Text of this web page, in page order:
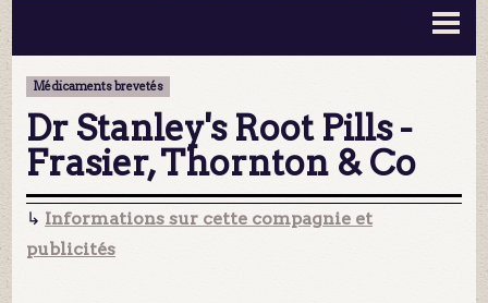
BOUTEILLES ▼
MA COLLECTION
CONTACT
Médicaments brevetés
Dr Stanley's Root Pills -
Frasier, Thornton & Co
↳ Informations sur cette compagnie et
publicités